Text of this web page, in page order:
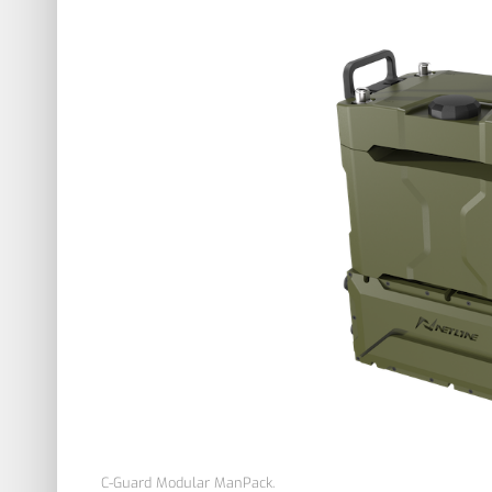
C-Guard Modular ManPack.